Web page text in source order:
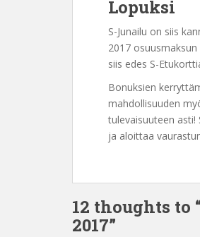
Lopuksi
S-Junailu on siis
2017
siis edes S-
Bonuksien
mahdollisuuden
tulevaisuuteen asti!
ja aloittaa
12 thoughts to
2017”